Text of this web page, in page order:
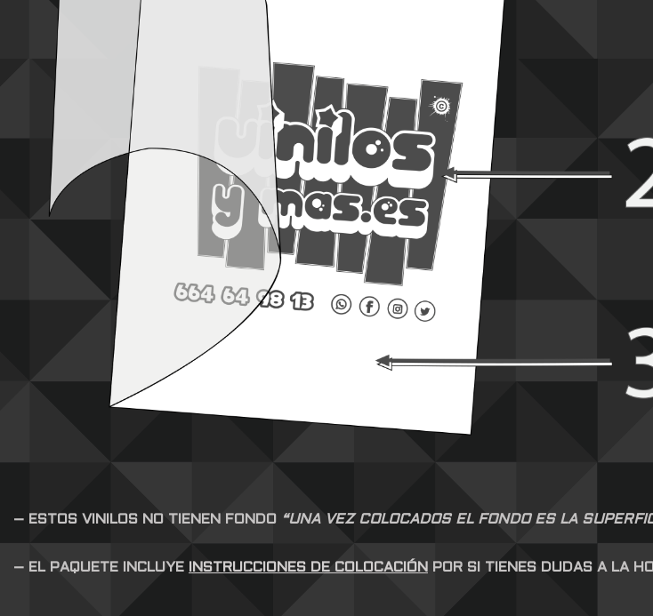
– ESTOS VINILOS NO TIENEN FONDO “UNA VEZ COLOCADOS EL FONDO ES LA
– EL PAQUETE INCLUYE INSTRUCCIONES DE COLOCACIÓN POR SI TIENES DUDAS A LA